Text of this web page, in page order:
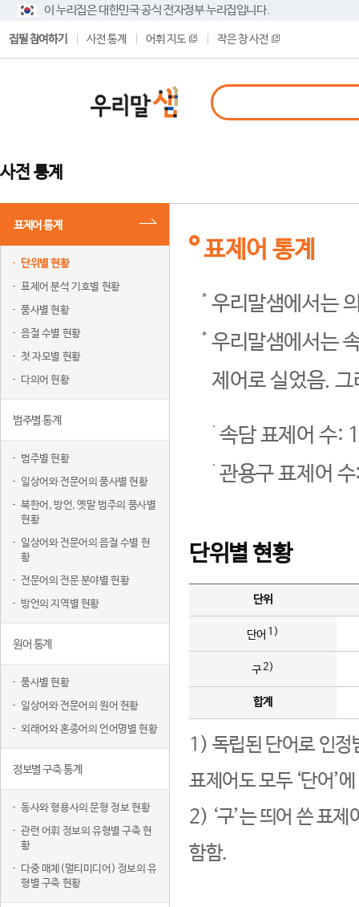
이 누리집은 대한민국 공식 전자정부 누리집입니다.
집필 참여하기 사전 통계 어휘 지도 작은 창 사전
사전 통계
표제어 통계
단위별 현황
표제어 분석 기호별 현황
품사별 현황
음절 수별 현황
첫 자모별 현황
다의어 현황
범주별 통계
범주별 현황
일상어와 전문어의 품사별 현황
북한어, 방언, 옛말 범주의 품사별
현황
일상어와 전문어의 음절 수별 현
황
전문어의 전문 분야별 현황
방언의 지역별 현황
원어 통계
품사별 현황
일상어와 전문어의 원어 현황
외래어와 혼종어의 언어명별 현황
정보별 구축 통계
동사와 형용사의 문형 정보 현황
관련 어휘 정보의 유형별 구축 현
황
다중 매체(멀티미디어) 정보의 유
형별 구축 현황
표제어 통계
우리말샘에서는
우리말샘에서는
제어로 실었음.
속담 표제어 수:
관용구 표제어
단위별 현황
단위
단어 1)
구2)
합계
1) 독립된 단어로 인정
표제어도 모두 ‘단어’
2) ‘구’는 띄어 쓴 표
함함.